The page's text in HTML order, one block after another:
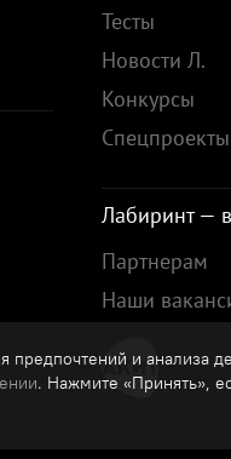
и анализа
. Нажмите «Принять»,
Тесты
Новости Л.
Конкурсы
Спецпроекты
Лабиринт —
Партнерам
Наши